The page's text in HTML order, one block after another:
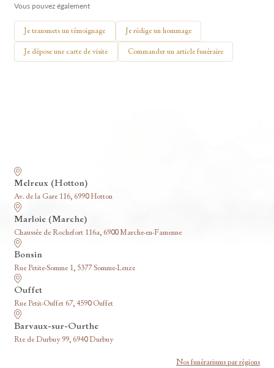
Vous pouvez également
Je transmets un témoignage Je rédige un hommage
Je dépose une carte de visite Commander un article funéraire
Melreux (Hotton)
Av. de la Gare 116, 6990 Hotton
Marloie (Marche)
Chaussée de Rochefort 116a, 6900 Marche-en-Famenne
Bonsin
Rue Petite-Somme 1, 5377 Somme-Leuze
Ouffet
Rue Petit-Ouffet 67, 4590 Ouffet
Barvaux-sur-Ourthe
Rte de Durbuy 99, 6940 Durbuy
Nos funérariums par régions